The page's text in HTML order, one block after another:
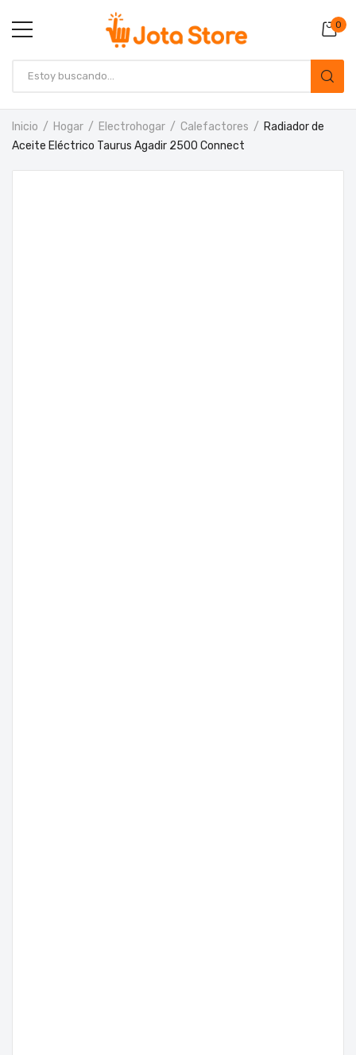
0
Inicio Hogar Electrohogar Calefactores
Radiador de
Aceite Eléctrico Taurus Agadir 2500 Connect